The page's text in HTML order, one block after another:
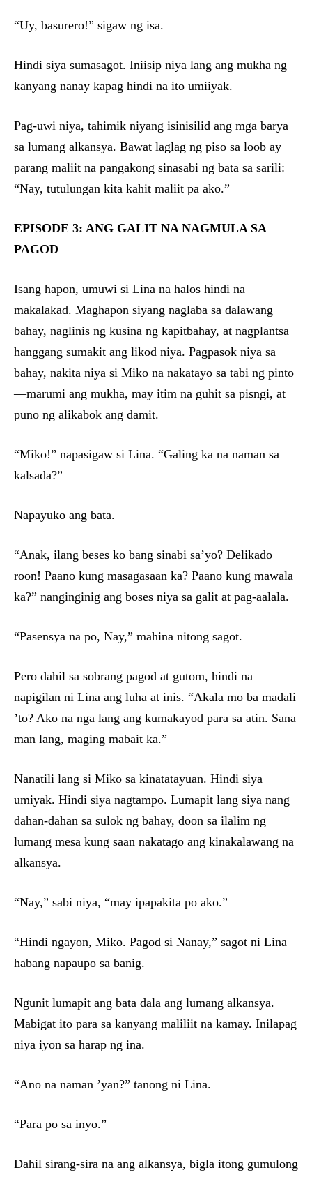
“Uy, basurero!” sigaw ng isa.
Hindi siya sumasagot. Iniisip niya lang ang mukha ng
kanyang nanay kapag hindi na ito umiiyak.
Pag-uwi niya, tahimik niyang isinisilid ang mga barya
sa lumang alkansya. Bawat laglag ng piso sa loob ay
parang maliit na pangakong sinasabi ng bata sa sarili:
“Nay, tutulungan kita kahit maliit pa ako.”
EPISODE 3: ANG GALIT NA NAGMULA SA
PAGOD
Isang hapon, umuwi si Lina na halos hindi na
makalakad. Maghapon siyang naglaba sa dalawang
bahay, naglinis ng kusina ng kapitbahay, at nagplantsa
hanggang sumakit ang likod niya. Pagpasok niya sa
bahay, nakita niya si Miko na nakatayo sa tabi ng pinto
—marumi ang mukha, may itim na guhit sa pisngi, at
puno ng alikabok ang damit.
“Miko!” napasigaw si Lina. “Galing ka na naman sa
kalsada?”
Napayuko ang bata.
“Anak, ilang beses ko bang sinabi sa’yo? Delikado
roon! Paano kung masagasaan ka? Paano kung mawala
ka?” nanginginig ang boses niya sa galit at pag-aalala.
“Pasensya na po, Nay,” mahina nitong sagot.
Pero dahil sa sobrang pagod at gutom, hindi na
napigilan ni Lina ang luha at inis. “Akala mo ba madali
’to? Ako na nga lang ang kumakayod para sa atin. Sana
man lang, maging mabait ka.”
Nanatili lang si Miko sa kinatatayuan. Hindi siya
umiyak. Hindi siya nagtampo. Lumapit lang siya nang
dahan-dahan sa sulok ng bahay, doon sa ilalim ng
lumang mesa kung saan nakatago ang kinakalawang na
alkansya.
“Nay,” sabi niya, “may ipapakita po ako.”
“Hindi ngayon, Miko. Pagod si Nanay,” sagot ni Lina
habang napaupo sa banig.
Ngunit lumapit ang bata dala ang lumang alkansya.
Mabigat ito para sa kanyang maliliit na kamay. Inilapag
niya iyon sa harap ng ina.
“Ano na naman ’yan?” tanong ni Lina.
“Para po sa inyo.”
Dahil sirang-sira na ang alkansya, bigla itong gumulong